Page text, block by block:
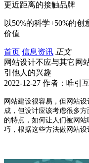
更近距离的接触品牌
以50%的科学+50%的
价值
首页 信息资讯 正文
网站设计不应与其它网
引他人的兴趣
2022-12-27 作者：唯引
网站建设很容易，但网站
成，但设计应该考虑很多
的特点，如何让人们被网
巧，根据这些方法做网站设